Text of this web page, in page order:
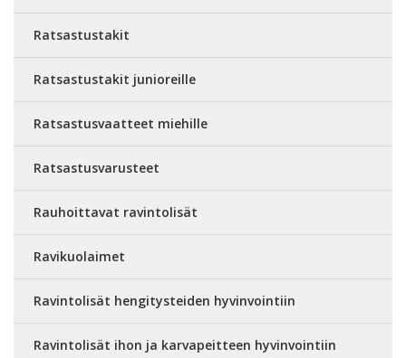
Ratsastustakit
Ratsastustakit junioreille
Ratsastusvaatteet miehille
Ratsastusvarusteet
Rauhoittavat ravintolisät
Ravikuolaimet
Ravintolisät hengitysteiden hyvinvointiin
Ravintolisät ihon ja karvapeitteen hyvinvointiin